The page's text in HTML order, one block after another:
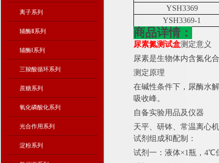
离子系列
辅酶Ⅱ系列
辅酶Ⅰ系列
三羧酸循环系列
蔗糖系列
氧化磷酸化系列
光合作用系列
淀粉系列
YSH3369
YSH3369-1
商品详情：
尿素氮测试盒测定意义
尿素是生物体内含氮化
测定原理
在碱性条件下，尿酶水
吸收峰。
自备实验用品及仪器
天平、研钵、常温离心
试剂组成和配制：
试剂一：液体×1瓶，4℃